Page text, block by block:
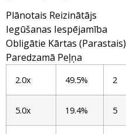
Plānotais Reizinātājs
Iegūšanas Iespējamība
Obligātie Kārtas (Parastais)
Paredzamā Peļņa
2.0x 49.5% 2
5.0x 19.4% 5